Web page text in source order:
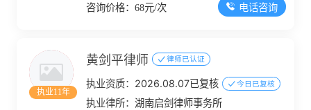
咨询价格：68元/次 电话咨询
执业11年
黄剑平律师 律师已认证
执业资质： 2026.08.07已复核 今日已复核
执业律所：湖南启剑律师事务所